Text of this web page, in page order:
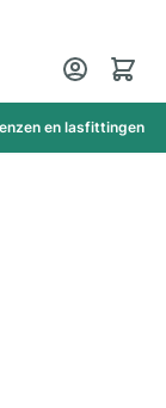
Cart
en lasfittingen